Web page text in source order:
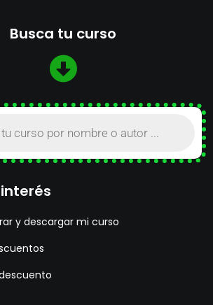
Busca tu curso
y descargar mi curso